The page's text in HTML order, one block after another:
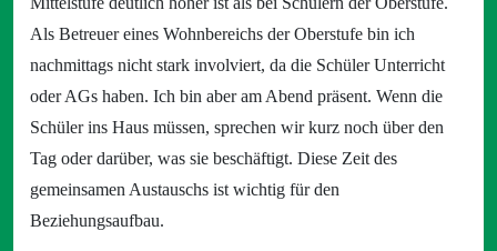
Als Betreuer eines Wohnbereichs der Oberstufe bin ich
nachmittags nicht stark involviert, da die Schüler Unterricht
oder AGs haben. Ich bin aber am Abend präsent. Wenn die
Schüler ins Haus müssen, sprechen wir kurz noch über den
Tag oder darüber, was sie beschäftigt. Diese Zeit des
gemeinsamen Austauschs ist wichtig für den
Beziehungsaufbau.